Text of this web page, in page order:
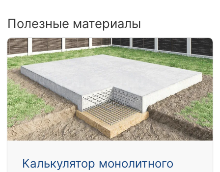
Полезные материалы
Калькулятор монолитного